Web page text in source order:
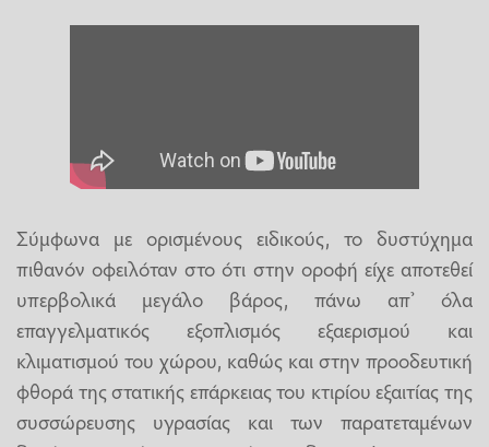
Σύμφωνα με ορισμένους ειδικούς, το δυστύχημα
πιθανόν οφειλόταν στο ότι στην οροφή είχε αποτεθεί
υπερβολικά μεγάλο βάρος, πάνω απ’ όλα
επαγγελματικός εξοπλισμός εξαερισμού και
κλιματισμού του χώρου, καθώς και στην προοδευτική
φθορά της στατικής επάρκειας του κτιρίου εξαιτίας της
συσσώρευσης υγρασίας και των παρατεταμένων